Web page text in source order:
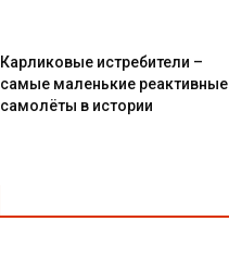
Карликовые истребители –
самые маленькие реактивные
самолёты в истории